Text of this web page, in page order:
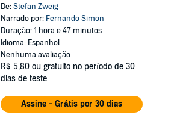
De:Stefan Zweig
Narrado por: Fernando Simon
Duração: 1 hora e 47 minutos
Idioma: Espanhol
Nenhuma avaliação
R$ 5,80 ou gratuito no período de 30
dias de teste
Assine - Grátis por 30 dias